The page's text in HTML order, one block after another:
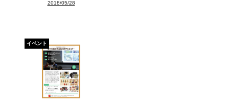
アートサポートセンター
社会福祉法人みぬま福祉会
2018/05/28
イベント